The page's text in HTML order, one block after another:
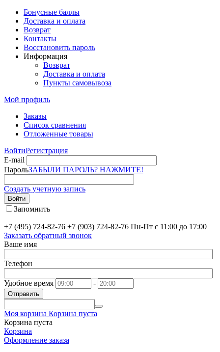
Бонусные баллы
Доставка и оплата
Возврат
Контакты
Восстановить пароль
Информация
Возврат
Доставка и оплата
Пункты самовывоза
Мой профиль
Заказы
Список сравнения
Отложенные товары
ВойтиРегистрация
E-mail
ПарольЗАБЫЛИ ПАРОЛЬ? НАЖМИТЕ!
Создать учетную запись
Войти
Запомнить
+7 (495) 724-82-76 +7 (903) 724-82-76 Пн-Пт с 11:00 до 17:00
Заказать обратный звонок
Ваше имя
Телефон
Удобное время -
Отправить
Моя корзина Корзина пуста
Корзина пуста
Корзина
Оформление заказа